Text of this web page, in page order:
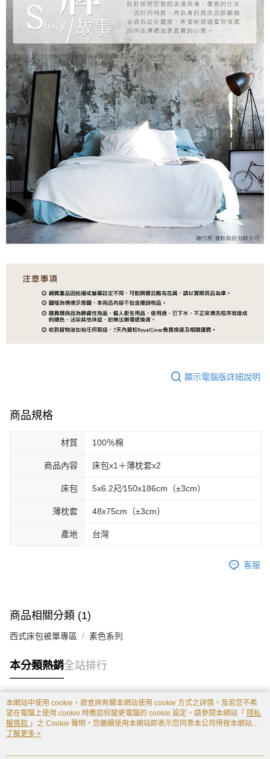
顯示電腦版詳細說明
商品規格
材質 100％棉
商品內容 床包x1＋薄枕套x2
床包 5x6.2尺∕150x186cm（±3cm）
薄枕套 48x75cm（±3cm）
產地 台灣
客服
商品相關分類 (1)
西式床包被單專區 素色系列
本分類熱銷全站排行
熱門標籤
本網站中使用 cookie，欲查詢有關本網站使用 cookie 方式之詳情，及若您不希
望在電腦上使用 cookie 時應如何變更電腦的 cookie 設定，請參閱本網站「 隱私
權條款 」之 Cookie 聲明。您繼續使用本網站即表示您同意本公司得按本網站使
用條款之 Cookie 聲明使用 cookie。
了解更多 >